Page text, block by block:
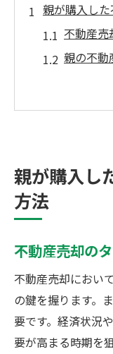
親が購入し
不動産売
親の不動
負の不
負の不動産
生前売却
相続トラ
市場価格
売却によ
親の不動産
親が購入し
方法
不動産売却の
不動産売却におい
の鍵を握ります。
要です。経済状況
要が高まる時期を